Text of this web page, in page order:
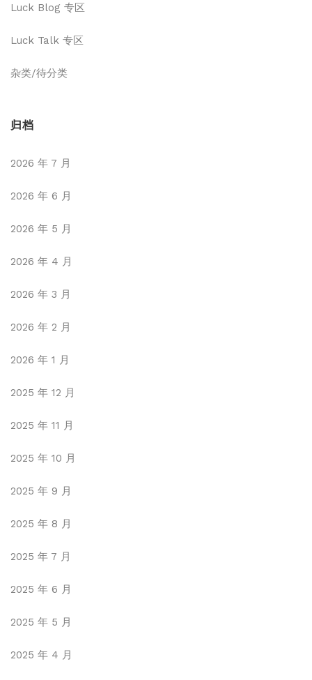
Luck Blog 专区
Luck Talk 专区
杂类/待分类
归档
2026 年 7 月
2026 年 6 月
2026 年 5 月
2026 年 4 月
2026 年 3 月
2026 年 2 月
2026 年 1 月
2025 年 12 月
2025 年 11 月
2025 年 10 月
2025 年 9 月
2025 年 8 月
2025 年 7 月
2025 年 6 月
2025 年 5 月
2025 年 4 月